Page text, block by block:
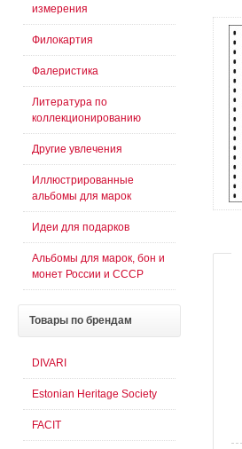
измерения
Филокартия
Фалеристика
Литература по
коллекционированию
Другие увлечения
Иллюстрированные
альбомы для марок
Идеи для подарков
Альбомы для марок, бон и
монет России и СССР
Товары по брендам
DIVARI
Estonian Heritage Society
FACIT